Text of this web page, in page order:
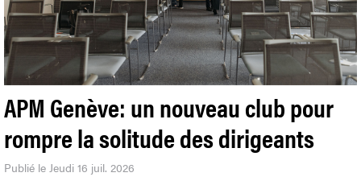
APM Genève: un nouveau club pour
rompre la solitude des dirigeants
Publié le Jeudi 16 juil. 2026